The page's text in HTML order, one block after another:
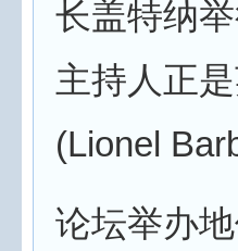
长盖特纳
主持人正
(Lionel
论坛举办